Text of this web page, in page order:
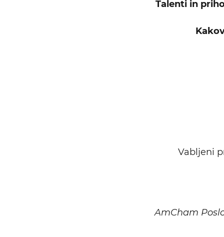
Talenti in
Vabljeni
AmCham